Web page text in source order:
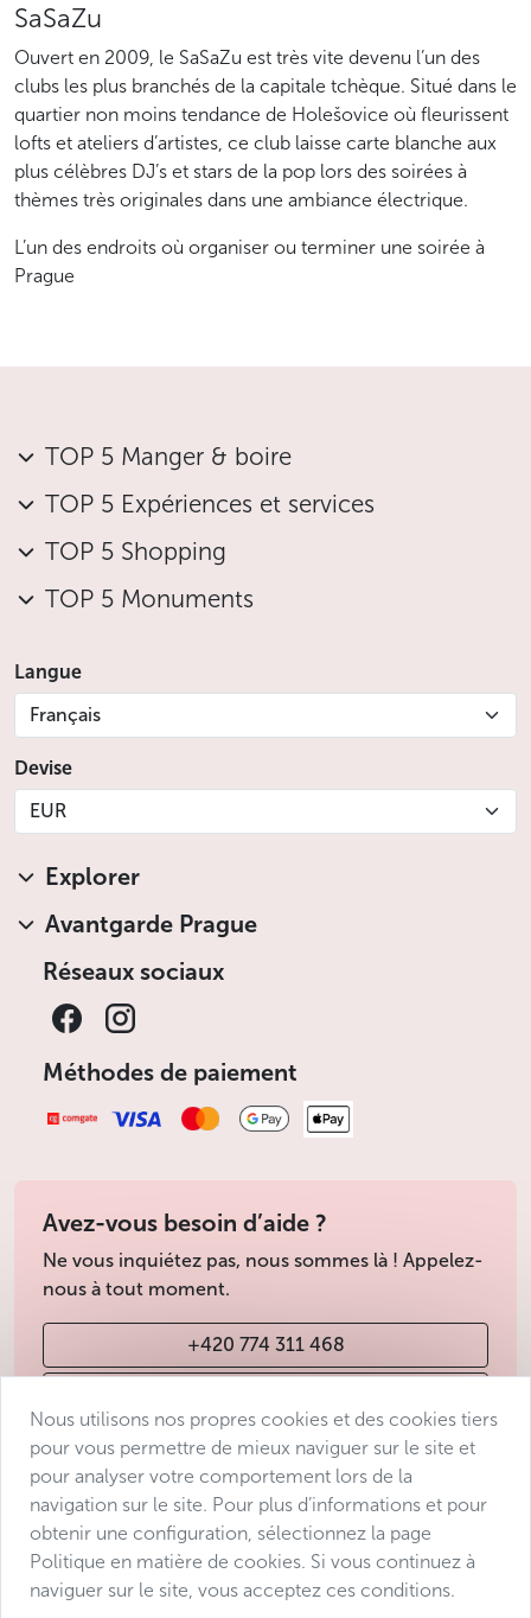
SaSaZu
Ouvert en 2009, le SaSaZu est très vite devenu l’un des
clubs les plus branchés de la capitale tchèque. Situé dans le
quartier non moins tendance de Holešovice où fleurissent
lofts et ateliers d’artistes, ce club laisse carte blanche aux
plus célèbres DJ’s et stars de la pop lors des soirées à
thèmes très originales dans une ambiance électrique.
L’un des endroits où organiser ou terminer une soirée à
Prague
TOP 5 Manger & boire
TOP 5 Expériences et services
TOP 5 Shopping
TOP 5 Monuments
Langue
Français
Devise
EUR
Explorer
Avantgarde Prague
Réseaux sociaux
Méthodes de paiement
Avez-vous besoin d’aide ?
Ne vous inquiétez pas, nous sommes là ! Appelez-
nous à tout moment.
+420 774 311 468
Conditions de vente
Protection des données
Déclaration d’accessibilité
Manage consent
Nous utilisons nos propres cookies et des cookies tiers
pour vous permettre de mieux naviguer sur le site et
pour analyser votre comportement lors de la
navigation sur le site. Pour plus d’informations et pour
obtenir une configuration, sélectionnez la page
Politique en matière de cookies. Si vous continuez à
naviguer sur le site, vous acceptez ces conditions.